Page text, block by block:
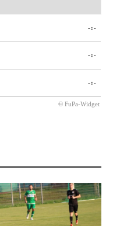
-:-
-:-
-:-
© FuPa-Widget